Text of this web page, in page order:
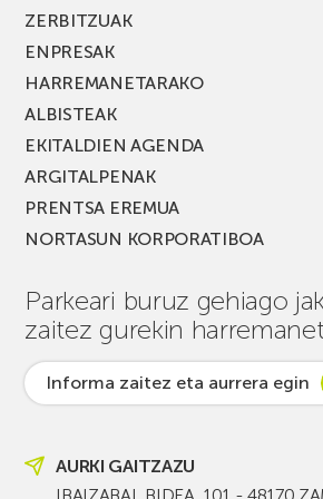
ZERBITZUAK
ENPRESAK
HARREMANETARAKO
ALBISTEAK
EKITALDIEN AGENDA
ARGITALPENAK
PRENTSA EREMUA
NORTASUN KORPORATIBOA
Parkeari buruz gehiago
zaitez gurekin
Informa zaitez eta aurrera egin
AURKI GAITZAZU